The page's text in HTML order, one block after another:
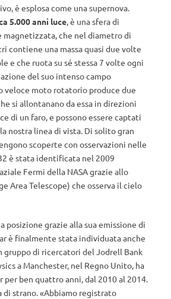
è esplosa come una supernova.
5.000 anni luce, è una sfera di
magnetizzata, che nel diametro di
contiene una massa quasi due volte
e che ruota su sé stessa 7 volte ogni
del suo intenso campo
veloce moto rotatorio produce due
si allontanano da essa in direzioni
di un faro, e possono essere captati
nostra linea di vista. Di solito gran
scoperte con osservazioni nelle
è stata identificata nel 2009
Fermi della NASA grazie allo
Area Telescope) che osserva il cielo
posizione grazie alla sua emissione di
è finalmente stata individuata anche
gruppo di ricercatori del Jodrell Bank
a Manchester, nel Regno Unito, ha
per ben quattro anni, dal 2010 al 2014.
di strano. «Abbiamo registrato